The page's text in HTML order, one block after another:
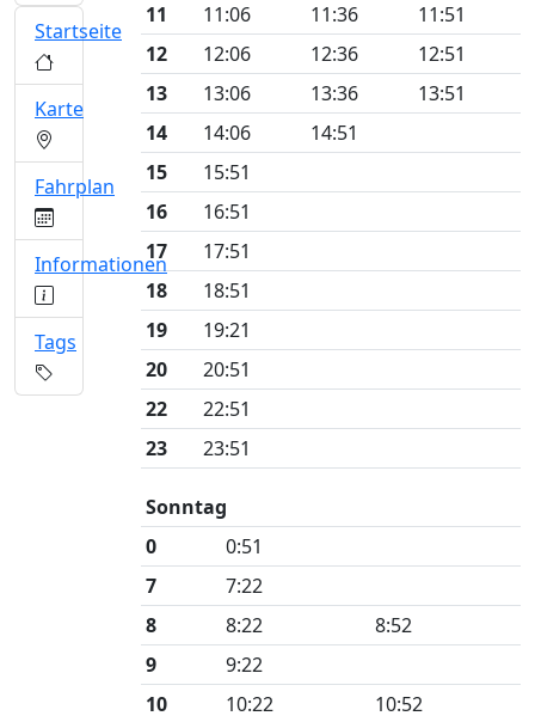
11
11:06 11:36
11:51
12
12:06 12:36
12:51
13
13:06 13:36
13:51
14
14:06
14:51
15
15:51
16
16:51
17
17:51
18
18:51
19
19:21
20
20:51
22
22:51
23
23:51
Sonntag
0
0:51
7
7:22
8
8:22
8:52
9
9:22
10
10:22
10:52
Startseite
Karte
Fahrplan
Informationen
Tags